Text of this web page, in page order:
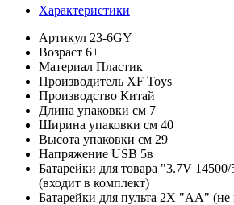
Характеристики
Артикул 23-6GY
Возраст 6+
Материал Пластик
Производитель XF Toys
Производство Китай
Длина упаковки см 7
Ширина упаковки см 40
Высота упаковки см 29
Напряжение USB 5в
Батарейки для товара "3.7V
(входит в комплект)
Батарейки для пульта 2X "АА" (не